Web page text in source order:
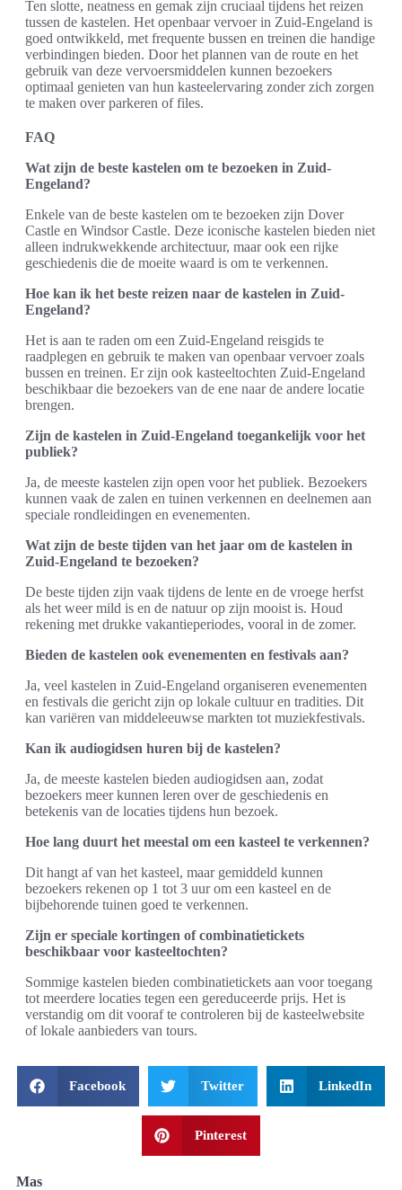
Ten slotte, neatness en gemak zijn cruciaal tijdens het reizen
tussen de kastelen. Het openbaar vervoer in Zuid-Engeland is
goed ontwikkeld, met frequente bussen en treinen die handige
verbindingen bieden. Door het plannen van de route en het
gebruik van deze vervoersmiddelen kunnen bezoekers
optimaal genieten van hun kasteelervaring zonder zich zorgen
te maken over parkeren of files.
FAQ
Wat zijn de beste kastelen om te bezoeken in Zuid-
Engeland?
Enkele van de beste kastelen om te bezoeken zijn Dover
Castle en Windsor Castle. Deze iconische kastelen bieden niet
alleen indrukwekkende architectuur, maar ook een rijke
geschiedenis die de moeite waard is om te verkennen.
Hoe kan ik het beste reizen naar de kastelen in Zuid-
Engeland?
Het is aan te raden om een Zuid-Engeland reisgids te
raadplegen en gebruik te maken van openbaar vervoer zoals
bussen en treinen. Er zijn ook kasteeltochten Zuid-Engeland
beschikbaar die bezoekers van de ene naar de andere locatie
brengen.
Zijn de kastelen in Zuid-Engeland toegankelijk voor het
publiek?
Ja, de meeste kastelen zijn open voor het publiek. Bezoekers
kunnen vaak de zalen en tuinen verkennen en deelnemen aan
speciale rondleidingen en evenementen.
Wat zijn de beste tijden van het jaar om de kastelen in
Zuid-Engeland te bezoeken?
De beste tijden zijn vaak tijdens de lente en de vroege herfst
als het weer mild is en de natuur op zijn mooist is. Houd
rekening met drukke vakantieperiodes, vooral in de zomer.
Bieden de kastelen ook evenementen en festivals aan?
Ja, veel kastelen in Zuid-Engeland organiseren evenementen
en festivals die gericht zijn op lokale cultuur en tradities. Dit
kan variëren van middeleeuwse markten tot muziekfestivals.
Kan ik audiogidsen huren bij de kastelen?
Ja, de meeste kastelen bieden audiogidsen aan, zodat
bezoekers meer kunnen leren over de geschiedenis en
betekenis van de locaties tijdens hun bezoek.
Hoe lang duurt het meestal om een kasteel te verkennen?
Dit hangt af van het kasteel, maar gemiddeld kunnen
bezoekers rekenen op 1 tot 3 uur om een kasteel en de
bijbehorende tuinen goed te verkennen.
Zijn er speciale kortingen of combinatietickets
beschikbaar voor kasteeltochten?
Sommige kastelen bieden combinatietickets aan voor toegang
tot meerdere locaties tegen een gereduceerde prijs. Het is
verstandig om dit vooraf te controleren bij de kasteelwebsite
of lokale aanbieders van tours.
Facebook Twitter LinkedIn
Pinterest
Mas